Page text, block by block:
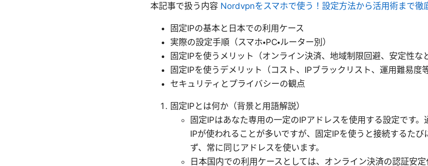
本記事で扱う内容 Nordvpnをスマホで使う！設定方法から活用術まで徹
固定IPの基本と日本での利用ケース
実際の設定手順（スマホ・PC・ルーター別）
固定IPを使うメリット（オンライン決済、地域制限回避、安定性な
固定IPを使うデメリット（コスト、IPブラックリスト、運用難易度等
セキュリティとプライバシーの観点
固定IPとは何か（背景と用語解説）
固定IPはあなた専用の一定のIPアドレスを使用する設定です
IPが使われることが多いですが、固定IPを使うと接続するたび
ず、常に同じアドレスを使います。
日本国内での利用ケースとしては、オンライン決済の認証安